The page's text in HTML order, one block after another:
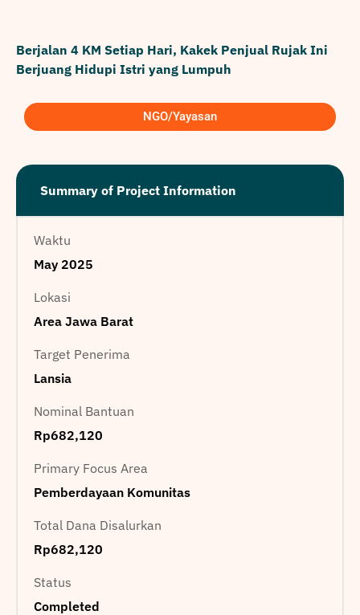
Berjalan 4 KM Setiap Hari, Kakek Penjual Rujak Ini
Berjuang Hidupi Istri yang Lumpuh
NGO/Yayasan
Summary of Project Information
Waktu
May 2025
Lokasi
Area Jawa Barat
Target Penerima
Lansia
Nominal Bantuan
Rp682,120
Primary Focus Area
Pemberdayaan Komunitas
Total Dana Disalurkan
Rp682,120
Status
Completed